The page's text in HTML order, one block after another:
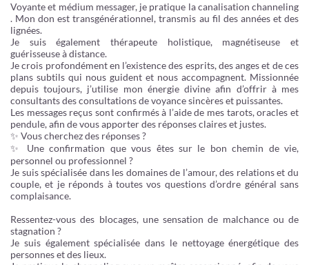
Voyante et médium messager, je pratique la canalisation channeling
. Mon don est transgénérationnel, transmis au fil des années et des
lignées.
Je suis également thérapeute holistique, magnétiseuse et
guérisseuse à distance.
Je crois profondément en l’existence des esprits, des anges et de ces
plans subtils qui nous guident et nous accompagnent. Missionnée
depuis toujours, j’utilise mon énergie divine afin d’offrir à mes
consultants des consultations de voyance sincères et puissantes.
Les messages reçus sont confirmés à l’aide de mes tarots, oracles et
pendule, afin de vous apporter des réponses claires et justes.
✨ Vous cherchez des réponses ?
✨ Une confirmation que vous êtes sur le bon chemin de vie,
personnel ou professionnel ?
Je suis spécialisée dans les domaines de l’amour, des relations et du
couple, et je réponds à toutes vos questions d’ordre général sans
complaisance.
Ressentez-vous des blocages, une sensation de malchance ou de
stagnation ?
Je suis également spécialisée dans le nettoyage énergétique des
personnes et des lieux.